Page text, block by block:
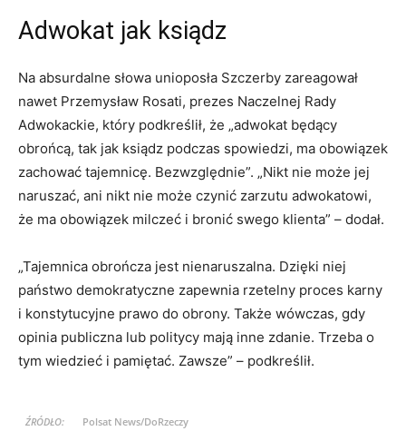
Adwokat jak ksiądz
Na absurdalne słowa unioposła Szczerby zareagował
nawet Przemysław Rosati, prezes Naczelnej Rady
Adwokackie, który podkreślił, że „adwokat będący
obrońcą, tak jak ksiądz podczas spowiedzi, ma obowiązek
zachować tajemnicę. Bezwzględnie”. „Nikt nie może jej
naruszać, ani nikt nie może czynić zarzutu adwokatowi,
że ma obowiązek milczeć i bronić swego klienta” – dodał.
„Tajemnica obrończa jest nienaruszalna. Dzięki niej
państwo demokratyczne zapewnia rzetelny proces karny
i konstytucyjne prawo do obrony. Także wówczas, gdy
opinia publiczna lub politycy mają inne zdanie. Trzeba o
tym wiedzieć i pamiętać. Zawsze” – podkreślił.
ŹRÓDŁO:
Polsat News/DoRzeczy